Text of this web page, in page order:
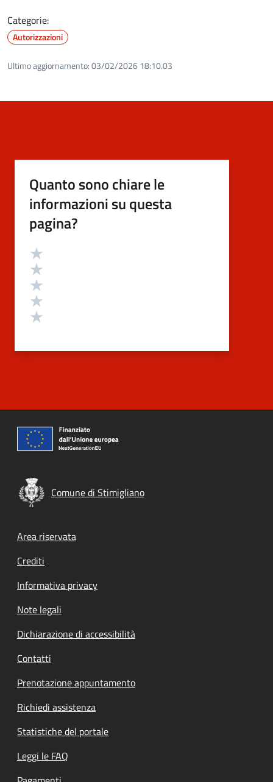
Categorie:
Autorizzazioni
Ultimo aggiornamento:03/02/2026 18:10.03
Quanto sono chiare le
informazioni su questa
pagina?
Valutazione
Comune di Stimigliano
Footer menu
Area riservata
Crediti
Informativa privacy
Note legali
Dichiarazione di accessibilità
Contatti
Prenotazione appuntamento
Richiedi assistenza
Statistiche del portale
Leggi le FAQ